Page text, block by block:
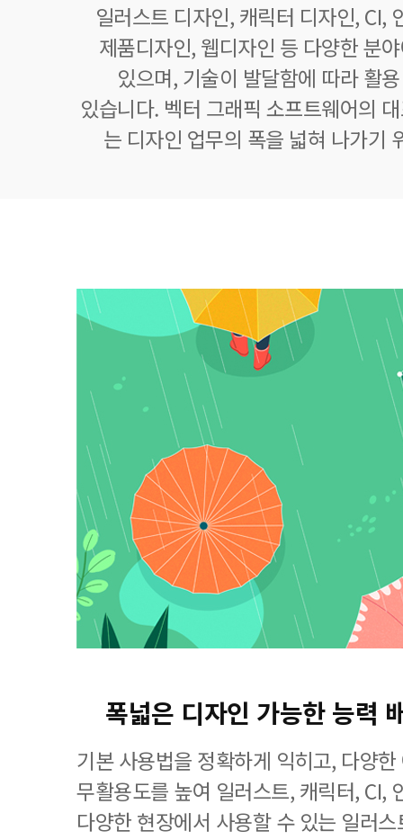
일러스트 디자인, 캐릭터 디자인, CI,
제품디자인, 웹디자인 등 다양한 분
있으며, 기술이 발달함에 따라 활
있습니다. 벡터 그래픽 소프트웨어의
는 디자인 업무의 폭을 넓혀 나가기
폭넓은 디자인 가능한 능력
기본 사용법을 정확하게 익히고, 다양
무활용도를 높여 일러스트, 캐릭터, CI,
다양한 현장에서 사용할 수 있는 일러